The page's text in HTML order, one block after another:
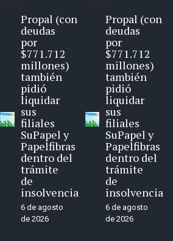
Propal (con
deudas
por
$771.712
millones)
también
pidió
liquidar
sus
filiales
SuPapel y
Papelfibras
dentro del
trámite
de
insolvencia
6 de agosto
de 2026
Propal (con
deudas
por
$771.712
millones)
también
pidió
liquidar
sus
filiales
SuPapel y
Papelfibras
dentro del
trámite
de
insolvencia
6 de agosto
de 2026